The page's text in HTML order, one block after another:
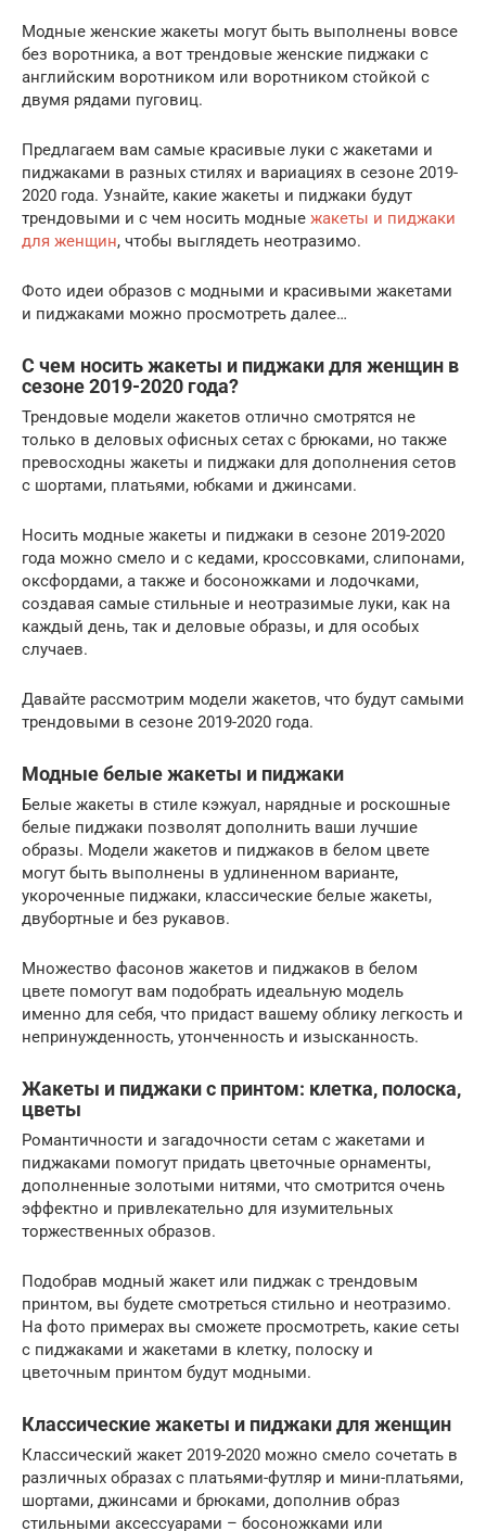
Модные женские жакеты могут быть выполнены вовсе
без воротника, а вот трендовые женские пиджаки с
английским воротником или воротником стойкой с
двумя рядами пуговиц.
Предлагаем вам самые красивые луки с жакетами и
пиджаками в разных стилях и вариациях в сезоне 2019-
2020 года. Узнайте, какие жакеты и пиджаки будут
трендовыми и с чем носить модные жакеты и пиджаки
для женщин, чтобы выглядеть неотразимо.
Фото идеи образов с модными и красивыми жакетами
и пиджаками можно просмотреть далее…
С чем носить жакеты и пиджаки для женщин в
сезоне 2019-2020 года?
Трендовые модели жакетов отлично смотрятся не
только в деловых офисных сетах с брюками, но также
превосходны жакеты и пиджаки для дополнения сетов
с шортами, платьями, юбками и джинсами.
Носить модные жакеты и пиджаки в сезоне 2019-2020
года можно смело и с кедами, кроссовками, слипонами,
оксфордами, а также и босоножками и лодочками,
создавая самые стильные и неотразимые луки, как на
каждый день, так и деловые образы, и для особых
случаев.
Давайте рассмотрим модели жакетов, что будут самыми
трендовыми в сезоне 2019-2020 года.
Модные белые жакеты и пиджаки
Белые жакеты в стиле кэжуал, нарядные и роскошные
белые пиджаки позволят дополнить ваши лучшие
образы. Модели жакетов и пиджаков в белом цвете
могут быть выполнены в удлиненном варианте,
укороченные пиджаки, классические белые жакеты,
двубортные и без рукавов.
Множество фасонов жакетов и пиджаков в белом
цвете помогут вам подобрать идеальную модель
именно для себя, что придаст вашему облику легкость и
непринужденность, утонченность и изысканность.
Жакеты и пиджаки с принтом: клетка, полоска,
цветы
Романтичности и загадочности сетам с жакетами и
пиджаками помогут придать цветочные орнаменты,
дополненные золотыми нитями, что смотрится очень
эффектно и привлекательно для изумительных
торжественных образов.
Подобрав модный жакет или пиджак с трендовым
принтом, вы будете смотреться стильно и неотразимо.
На фото примерах вы сможете просмотреть, какие сеты
с пиджаками и жакетами в клетку, полоску и
цветочным принтом будут модными.
Классические жакеты и пиджаки для женщин
Классический жакет 2019-2020 можно смело сочетать в
различных образах с платьями-футляр и мини-платьями,
шортами, джинсами и брюками, дополнив образ
стильными аксессуарами – босоножками или